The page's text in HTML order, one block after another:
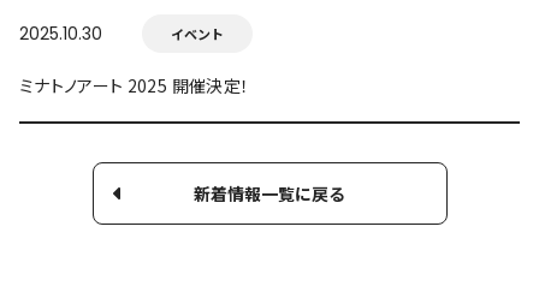
2025.10.30 イベント
ミナトノアート 2025 開催決定！
新着情報一覧に戻る